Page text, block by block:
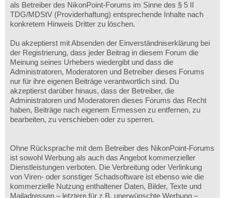
als Betreiber des NikonPoint-Forums im Sinne des § 5 II
TDG/MDStV (Providerhaftung) entsprechende Inhalte nach
konkretem Hinweis Dritter zu löschen.
Du akzeptierst mit Absenden der Einverständniserklärung bei
der Registrierung, dass jeder Beitrag in diesem Forum die
Meinung seines Urhebers wiedergibt und dass die
Administratoren, Moderatoren und Betreiber dieses Forums
nur für ihre eigenen Beiträge verantwortlich sind. Du
akzeptierst darüber hinaus, dass der Betreiber, die
Administratoren und Moderatoren dieses Forums das Recht
haben, Beiträge nach eigenem Ermessen zu entfernen, zu
bearbeiten, zu verschieben oder zu sperren.
Ohne Rücksprache mit dem Betreiber des NikonPoint-Forums
ist sowohl Werbung als auch das Angebot kommerzieller
Dienstleistungen verboten. Die Verbreitung oder Verlinkung
von Viren- oder sonstiger Schadsoftware ist ebenso wie die
kommerzielle Nutzung enthaltener Daten, Bilder, Texte und
Mailadressen – letztere für z.B. unerwünschte Werbung –